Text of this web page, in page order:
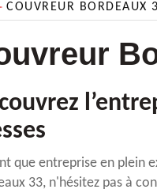
COUVREUR BORDEAUX
que entreprise en plein
33, n'hésitez pas à